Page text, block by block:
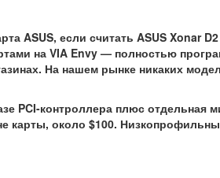
ASUS, если считать ASUS Xonar
на VIA Envy — полностью
На нашем рынке никаких
контроллера плюс отдельная
карты, около $100.